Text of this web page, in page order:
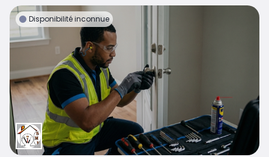
Disponibilité inconnue